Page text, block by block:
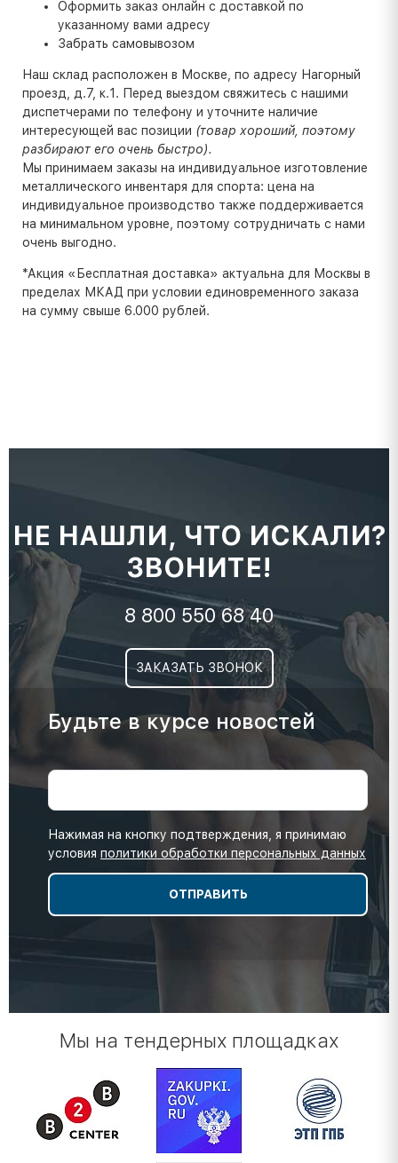
Оформить заказ онлайн с доставкой по
указанному вами адресу
Забрать самовывозом
Наш склад расположен в Москве, по адресу Нагорный
проезд, д.7, к.1. Перед выездом свяжитесь с нашими
диспетчерами по телефону и уточните наличие
интересующей вас позиции (товар хороший, поэтому
разбирают его очень быстро).
Мы принимаем заказы на индивидуальное изготовление
металлического инвентаря для спорта: цена на
индивидуальное производство также поддерживается
на минимальном уровне, поэтому сотрудничать с нами
очень выгодно.
*Акция «Бесплатная доставка» актуальна для Москвы в
пределах МКАД при условии единовременного заказа
на сумму свыше 6.000 рублей.
НЕ НАШЛИ, ЧТО ИСКАЛИ?
ЗВОНИТЕ!
8 800 550 68 40
ЗАКАЗАТЬ ЗВОНОК
Будьте в курсе новостей
Нажимая на кнопку подтверждения, я принимаю
условия политики обработки персональных данных
Мы на тендерных площадках